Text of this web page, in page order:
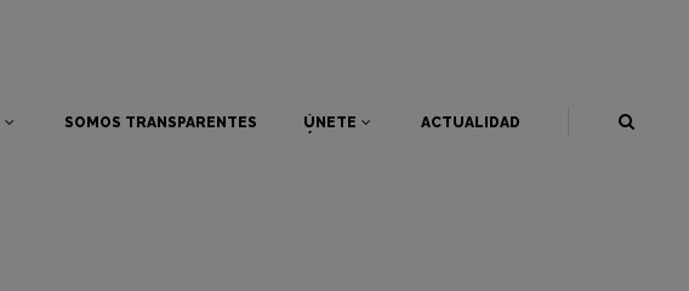
SOMOS TRANSPARENTES
ÚNETE
ACTUALIDAD